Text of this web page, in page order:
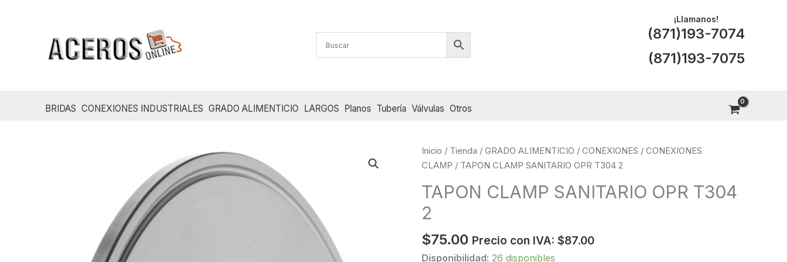
¡Llamanos!
(871)193-7074
(871)193-7075
BRIDAS CONEXIONES INDUSTRIALES GRADO ALIMENTICIO LARGOS Planos Tubería Válvulas Otros
Inicio / Tienda / GRADO ALIMENTICIO / CONEXIONES / CONEXIONES
CLAMP / TAPON CLAMP SANITARIO OPR T304 2
TAPON CLAMP SANITARIO OPR T304
2
$75.00 Precio con IVA: $87.00
Disponibilidad: 26 disponibles